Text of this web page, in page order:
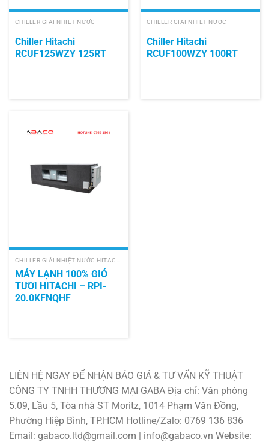
CHILLER GIẢI NHIỆT NƯỚC
Chiller Hitachi
RCUF125WZY 125RT
CHILLER GIẢI NHIỆT NƯỚC
Chiller Hitachi
RCUF100WZY 100RT
MÁY LẠNH 100% GIÓ
TƯƠI HITACHI – RPI-
20.0KFNQHF
LIÊN HỆ NGAY ĐỂ NHẬN BÁO GIÁ & TƯ VẤN KỸ THUẬT
CÔNG TY TNHH THƯƠNG MẠI GABA Địa chỉ: Văn phòng
5.09, Lầu 5, Tòa nhà ST Moritz, 1014 Phạm Văn Đồng,
Phường Hiệp Bình, TP.HCM Hotline/Zalo: 0769 136 836
Email: gabaco.ltd@gmail.com | info@gabaco.vn Website: